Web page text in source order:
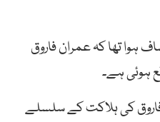
ہوا تھا کہ عمران فاروق
ہوئی ہے۔
فاروق کی ہلاکت کے سلسلے